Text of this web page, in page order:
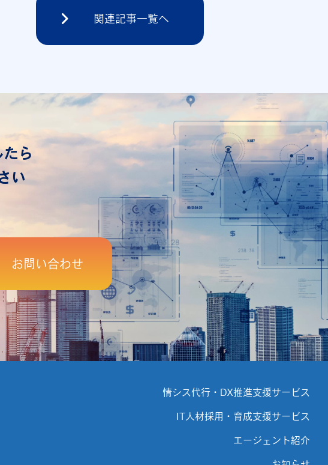
関連記事一覧へ
ら
い
お問い合わせ
情シス代行・DX推進支援サービス
IT人材採用・育成支援サービス
エージェント紹介